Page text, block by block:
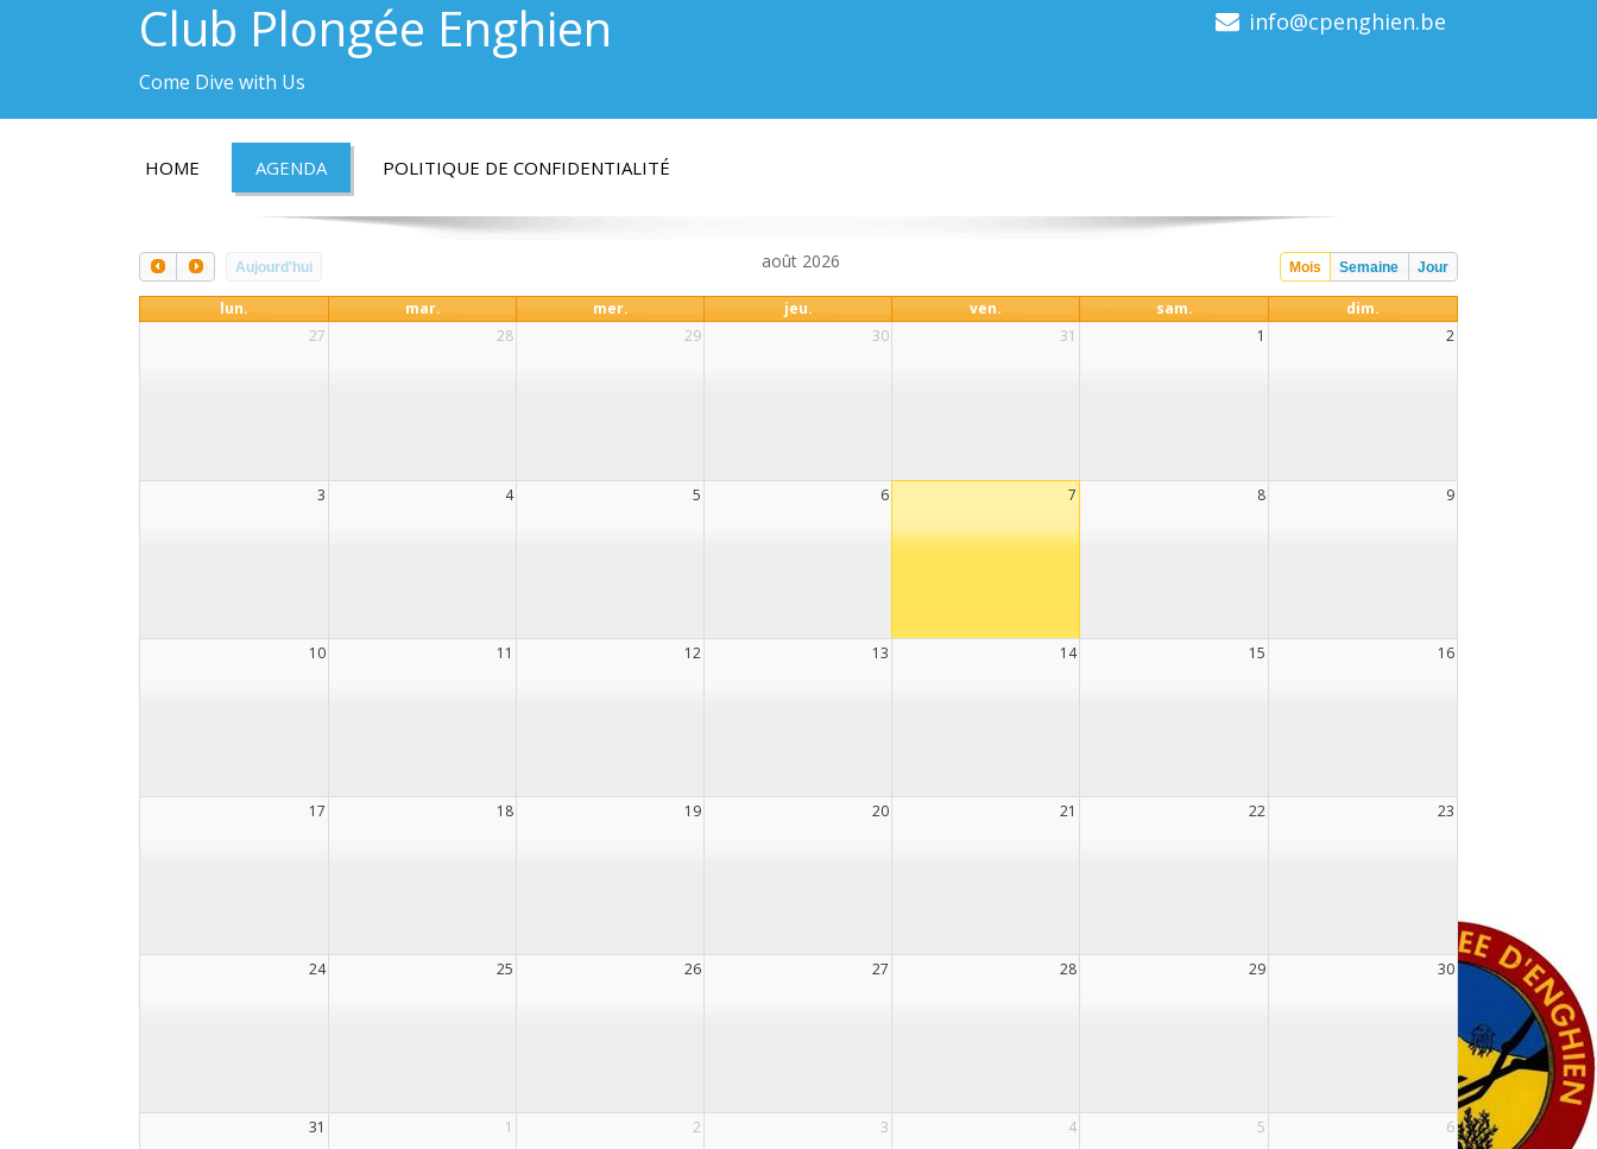
Club Plongée Enghien
Come Dive with Us
info@cpenghien.be
HOME AGENDA POLITIQUE DE CONFIDENTIALITÉ
Aujourd'hui Mois Semaine Jour
août 2026
lun. mar. mer. jeu. ven. sam.
dim.
27
28 29 30 31 1 2
3 4 5 6 7 8 9
10 11 12 13 14 15 16
17 18 19 20 21 22 23
24 25 26 27 28 29 30
31 1 2 3 4 5 6